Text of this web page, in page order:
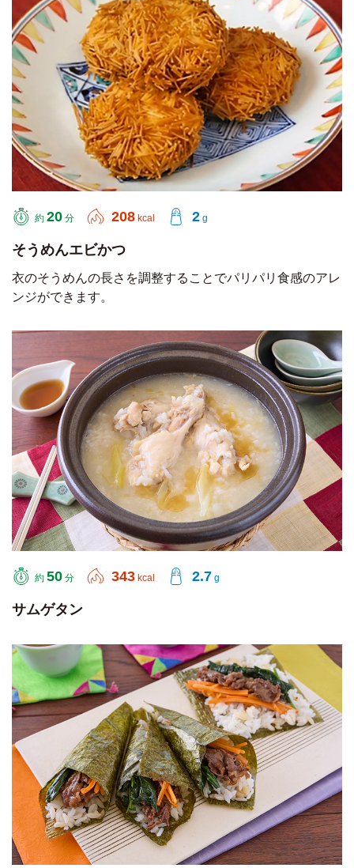
約 20 分 208 kcal 2 g
そうめんエビかつ
衣のそうめんの長さを調整することでパリパリ食感のアレ
ンジができます。
約 50 分 343 kcal 2.7 g
サムゲタン